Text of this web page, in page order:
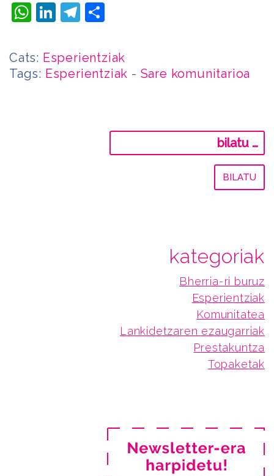
WhatsApp
LinkedIn
Telegram
Cats: Esperientziak
Tags: Esperientziak - Sare komunitarioa
kategoriak
Bherria-ri buruz
Esperientziak
Komunitatea
Lankidetzaren ezaugarriak
Prestakuntza
Topaketak